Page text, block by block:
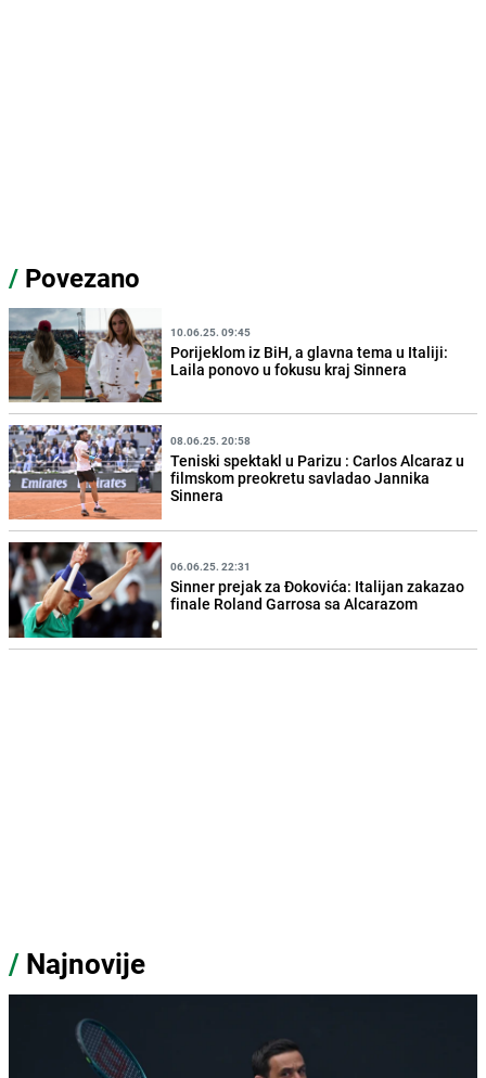
/ Povezano
10.06.25. 09:45
Porijeklom iz BiH, a glavna tema u Italiji:
Laila ponovo u fokusu kraj Sinnera
08.06.25. 20:58
Teniski spektakl u Parizu : Carlos Alcaraz u
filmskom preokretu savladao Jannika
Sinnera
06.06.25. 22:31
Sinner prejak za Đokovića: Italijan zakazao
finale Roland Garrosa sa Alcarazom
/ Najnovije